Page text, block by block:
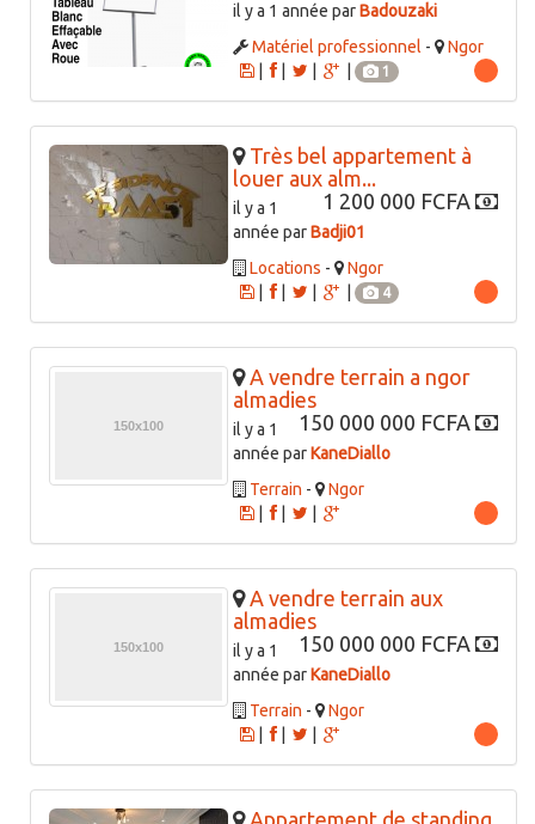
il y a 1 année parBadouzaki
Matériel professionnel -
Ngor
|
1
Très bel appartement à
louer aux alm...
1 200 000 FCFA
il y a 1
année parBadji01
Locations -
Ngor
|
4
A vendre terrain a ngor
almadies
150 000 000 FCFA
il y a 1
année parKaneDiallo
Terrain -
Ngor
|
A vendre terrain aux
almadies
150 000 000 FCFA
il y a 1
année parKaneDiallo
Terrain -
Ngor
|
Appartement de standing